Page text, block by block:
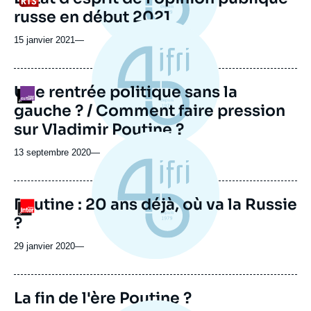
russe en début 2021
15 janvier 2021—
Logo
Une rentrée politique sans la
gauche ? / Comment faire pression
sur Vladimir Poutine ?
13 septembre 2020—
Logo
Poutine : 20 ans déjà, où va la Russie
?
29 janvier 2020—
La fin de l'ère Poutine ?